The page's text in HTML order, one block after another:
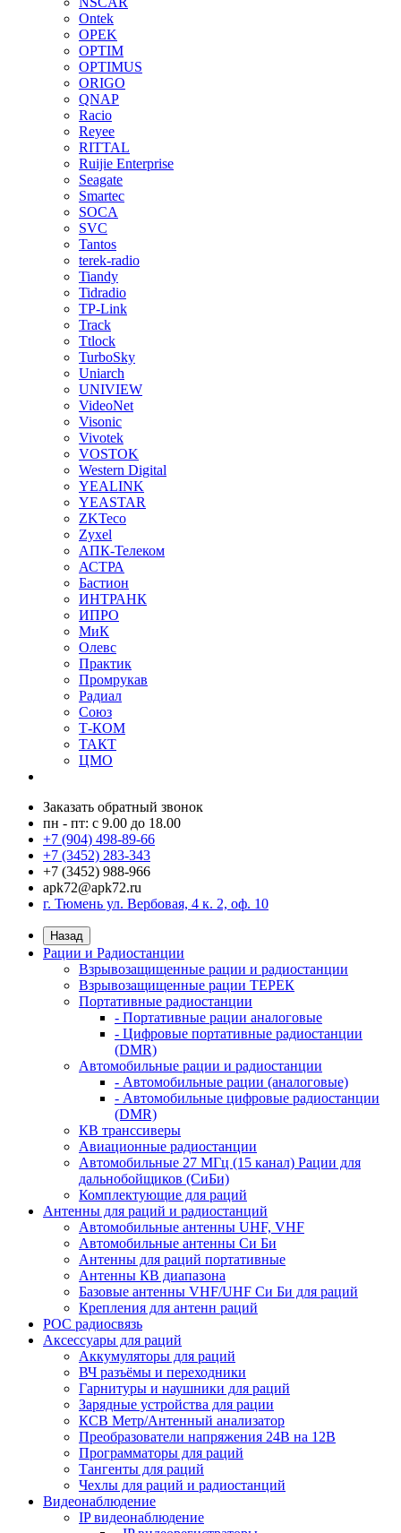
Ontek
OPEK
OPTIM
OPTIMUS
ORIGO
QNAP
Racio
Reyee
RITTAL
Ruijie Enterprise
Seagate
Smartec
SOCA
SVC
Tantos
terek-radio
Tiandy
Tidradio
TP-Link
Track
Ttlock
TurboSky
Uniarch
UNIVIEW
VideoNet
Visonic
Vivotek
VOSTOK
Western Digital
YEALINK
YEASTAR
ZKTeco
Zyxel
АПК-Телеком
АСТРА
Бастион
ИНТРАНК
ИПРО
МиК
Олевс
Практик
Промрукав
Радиал
Союз
Т-КОМ
ТАКТ
ЦМО
Заказать обратный звонок
пн - пт: с 9.00 до 18.00
+7 (904) 498-89-66
+7 (3452) 283-343
+7 (3452) 988-966
apk72@apk72.ru
г. Тюмень ул. Вербовая, 4 к. 2, оф. 10
Назад
Рации и Радиостанции
Взрывозащищенные рации и радиостанции
Взрывозащищенные рации ТЕРЕК
Портативные радиостанции
- Портативные рации аналоговые
- Цифровые портативные радиостанции
(DMR)
Автомобильные рации и радиостанции
- Автомобильные рации (аналоговые)
- Автомобильные цифровые радиостанции
(DMR)
КВ транссиверы
Авиационные радиостанции
Автомобильные 27 МГц (15 канал) Рации для
дальнобойщиков (СиБи)
Комплектующие для раций
Антенны для раций и радиостанций
Автомобильные антенны UHF, VHF
Автомобильные антенны Си Би
Антенны для раций портативные
Антенны КВ диапазона
Базовые антенны VHF/UHF Си Би для раций
Крепления для антенн раций
POC радиосвязь
Аксессуары для раций
Аккумуляторы для раций
ВЧ разъёмы и переходники
Гарнитуры и наушники для раций
Зарядные устройства для рации
КСВ Метр/Антенный анализатор
Преобразователи напряжения 24В на 12В
Программаторы для раций
Тангенты для раций
Чехлы для раций и радиостанций
Видеонаблюдение
IP видеонаблюдение